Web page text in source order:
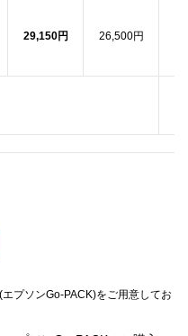
29,150円 26,500円
プソンGo-PACK)をご用意してお